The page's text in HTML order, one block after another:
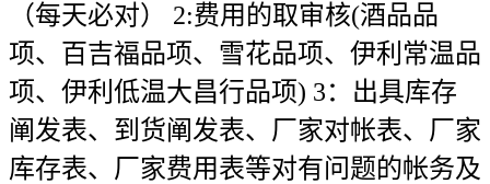
（每天必对） 2:费用的取审核(酒品品
项、百吉福品项、雪花品项、伊利常温品
项、伊利低温大昌行品项) 3：出具库存
阐发表、到货阐发表、厂家对帐表、厂家
库存表、厂家费用表等对有问题的帐务及